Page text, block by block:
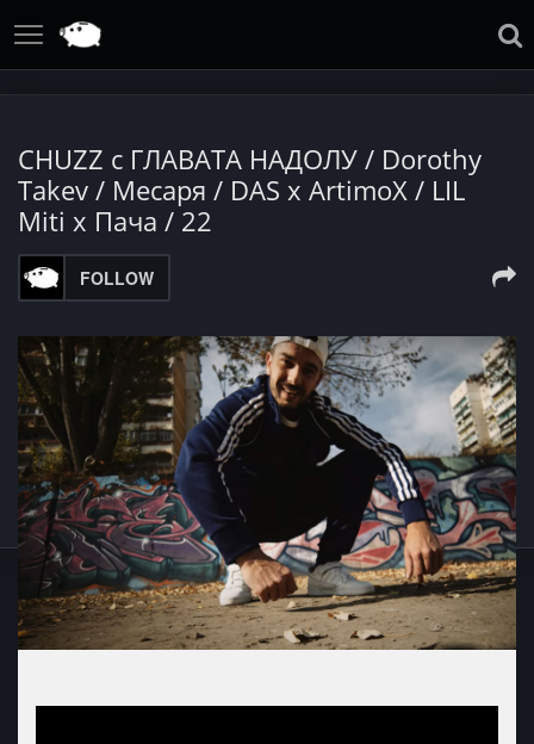
CHUZZ с ГЛАВАТА НАДОЛУ / Dorothy
Takev / Месаря / DAS x ArtimoX / LIL
Miti x Пача / 22
FOLLOW